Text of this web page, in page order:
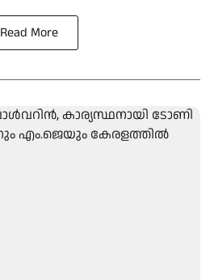
Read More